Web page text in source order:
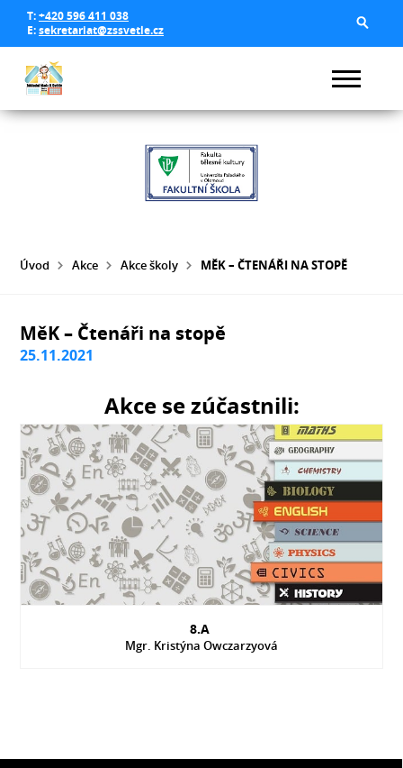
T:+420 596 411 038
E:sekretariat@zssvetle.cz
Úvod Akce Akce školy MĚK – ČTENÁŘI NA STOPĚ
MěK – Čtenáři na stopě
25.11.2021
Akce se zúčastnili:
8.A
Mgr. Kristýna Owczarzyová